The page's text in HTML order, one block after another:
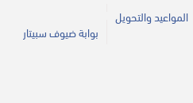
المواعيد والتحويل
بوابة ضيوف سبيتار